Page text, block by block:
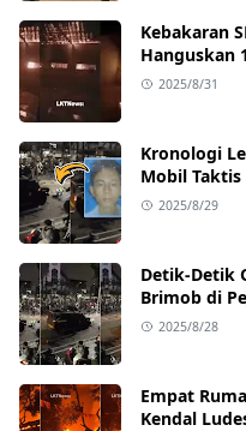
Kebakaran
Hanguskan
2025/8/31
Kronologi
Mobil
Ternyata
2025/8/29
Detik-Detik
Brimob di
2025/8/28
Empat
Kendal